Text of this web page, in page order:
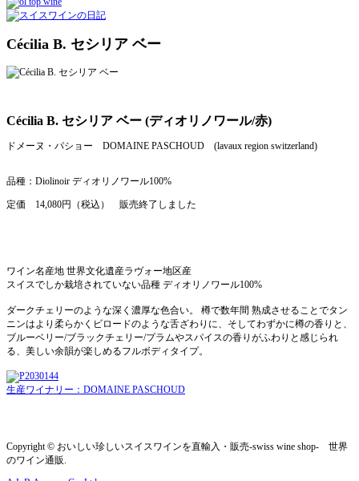
Cécilia B. セシリア ベー
Cécilia B. セシリア ベー (ディオリノワール/赤)
ドメーヌ・パショー DOMAINE PASCHOUD (lavaux region switzerland)
品種：Diolinoir ディオリノワール100%
定価 14,080円（税込） 販売終了しました
ワイン名産地 世界文化遺産ラヴォー地区産
スイスでしか栽培されていない品種 ディオリノワール100%
ダークチェリーのような深く濃厚な色合い。 樽で数年間 熟成させることでタン
ニンはより柔らかくビロードのような舌ざわりに、そしてわずかに樽の香りと、
ブルーベリー/ブラックチェリー/プラムやスパイスの香りがふわりと感じられ
る、美しい余韻が楽しめるフルボディタイプ。
生産ワイナリー：DOMAINE PASCHOUD
Copyright © おいしい珍しいスイスワインを直輸入・販売-swiss wine shop- 世界
のワイン通販.